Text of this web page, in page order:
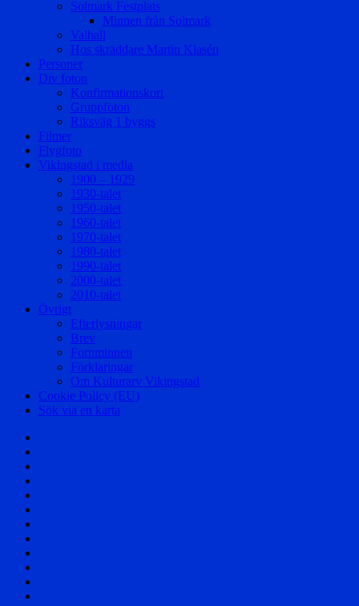
Solmark Festplats
Minnen från Solmark
Valhall
Hos skräddare Martin Klasén
Personer
Div foton
Konfirmationskort
Gruppfoton
Riksväg 1 byggs
Filmer
Flygfoto
Vikingstad i media
1900 – 1929
1930-talet
1950-talet
1960-talet
1970-talet
1980-talet
1990-talet
2000-talet
2010-talet
Övrigt
Efterlysningar
Brev
Fornminnen
Förklaringar
Om Kulturarv Vikingstad
Cookie Policy (EU)
Sök via en karta